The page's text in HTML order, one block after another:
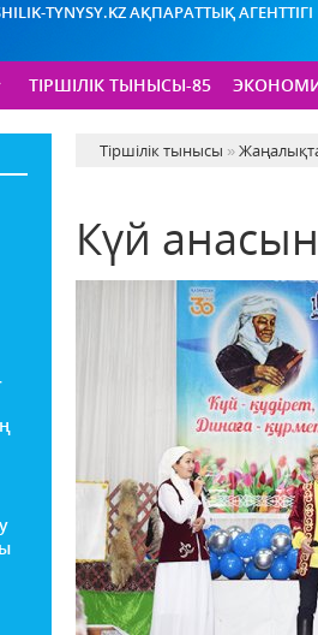
TYNYSY.KZ АҚПАРАТТЫҚ АГЕНТТІГІ
ТІРШІЛІК ТЫНЫСЫ-85
Тіршілік тынысы »
Күй